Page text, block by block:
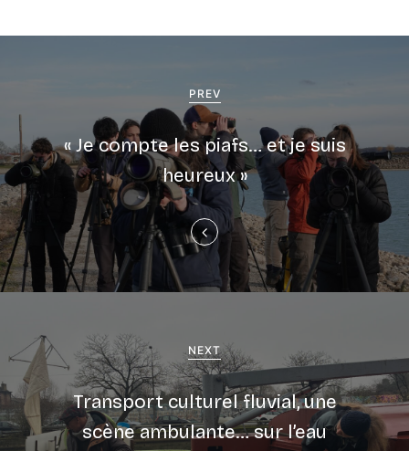
PREV
« Je compte les piafs… et je suis
heureux »
NEXT
Transport culturel fluvial, une
scène ambulante… sur l’eau